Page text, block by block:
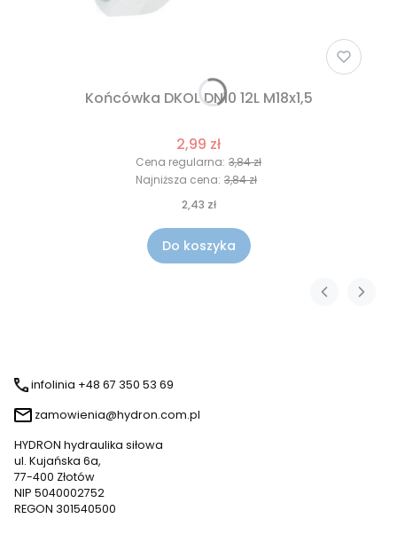
Końcówka DKOL DN10 12L M18x1,5
2,99 zł
Cena regularna: 3,84 zł
Najniższa cena: 3,84 zł
2,43 zł
Do koszyka
infolinia +48 67 350 53 69
zamowienia@hydron.com.pl
HYDRON hydraulika siłowa
ul. Kujańska 6a,
77-400 Złotów
NIP 5040002752
REGON 301540500